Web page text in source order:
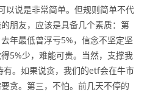
以说是非常简单。但规则简单不代
朋友，应该是具备几个素质：第
年最低曾浮亏5%，信念不坚定坚
5%少，难能可贵。当然，支撑我
。如果说贪，我们的etf会在牛市
贪。第三，不怕。前几天不停的